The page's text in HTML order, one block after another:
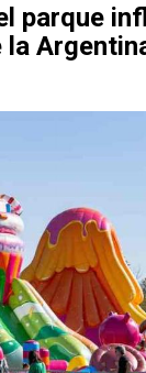
parque
la